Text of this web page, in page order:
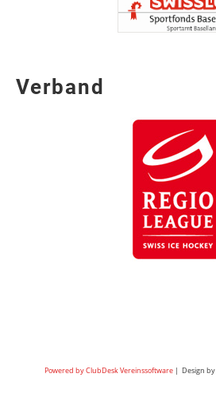
Verband
Powered by ClubDesk Vereinssoftware | Design by